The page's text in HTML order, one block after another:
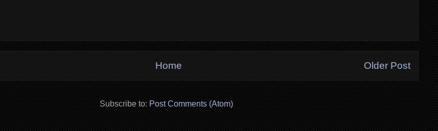
Older Post
Home
Subscribe to:Post Comments (Atom)